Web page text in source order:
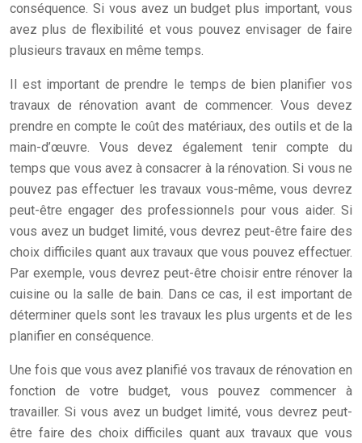
conséquence. Si vous avez un budget plus important, vous
avez plus de flexibilité et vous pouvez envisager de faire
plusieurs travaux en même temps.
Il est important de prendre le temps de bien planifier vos
travaux de rénovation avant de commencer. Vous devez
prendre en compte le coût des matériaux, des outils et de la
main-d’œuvre. Vous devez également tenir compte du
temps que vous avez à consacrer à la rénovation. Si vous ne
pouvez pas effectuer les travaux vous-même, vous devrez
peut-être engager des professionnels pour vous aider. Si
vous avez un budget limité, vous devrez peut-être faire des
choix difficiles quant aux travaux que vous pouvez effectuer.
Par exemple, vous devrez peut-être choisir entre rénover la
cuisine ou la salle de bain. Dans ce cas, il est important de
déterminer quels sont les travaux les plus urgents et de les
planifier en conséquence.
Une fois que vous avez planifié vos travaux de rénovation en
fonction de votre budget, vous pouvez commencer à
travailler. Si vous avez un budget limité, vous devrez peut-
être faire des choix difficiles quant aux travaux que vous